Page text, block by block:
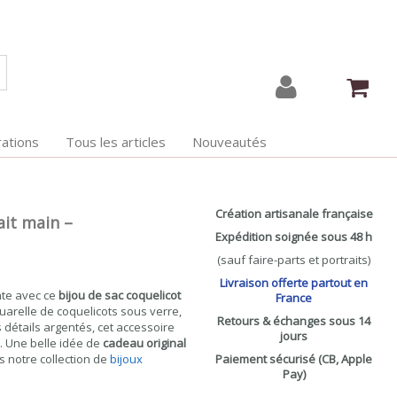
Tous les articles Nouveautés
main –
avec ce bijou de sac coquelicot
de coquelicots sous verre,
détails argentés, cet accessoire
Une belle idée de cadeau original
notre collection de bijoux
Création artisanale française
Expédition soignée sous 48 h
(sauf faire-parts et portraits)
Livraison offerte partout en
France
Retours & échanges sous 14
jours
Paiement sécurisé (CB, Apple
Pay)